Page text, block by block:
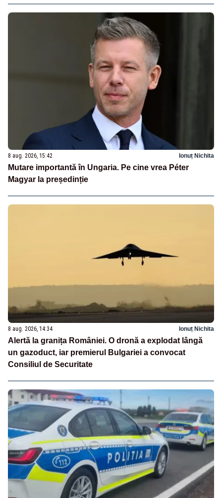
8 aug. 2026, 15:42 Ionuț Nichita
Mutare importantă în Ungaria. Pe cine vrea Péter
Magyar la președinție
8 aug. 2026, 14:34 Ionuț Nichita
Alertă la granița României. O dronă a explodat lângă
un gazoduct, iar premierul Bulgariei a convocat
Consiliul de Securitate